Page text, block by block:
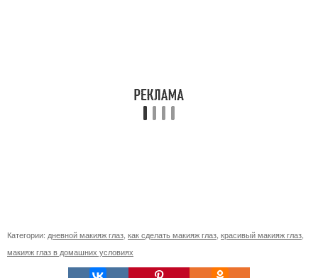
Категории: дневной макияж глаз как сделать макияж глаз красивый макияж глаз
макияж глаз в домашних условиях